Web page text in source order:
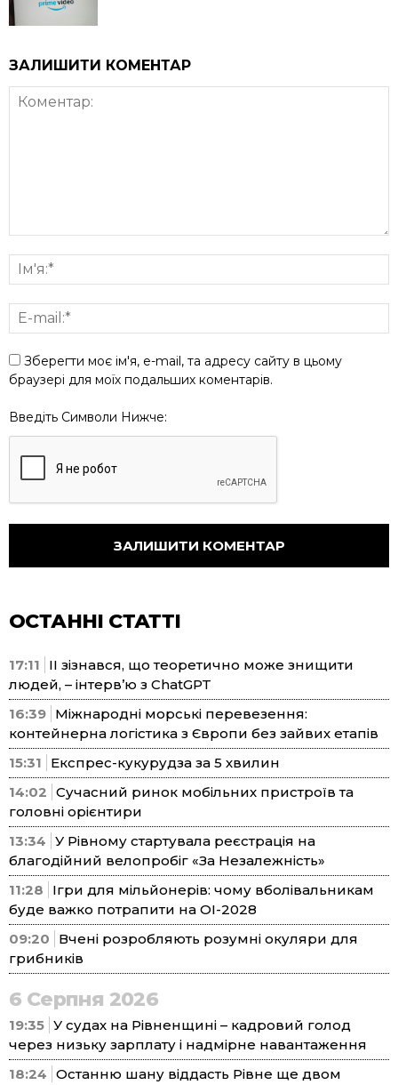
ЗАЛИШИТИ КОМЕНТАР
Зберегти моє ім'я, e-mail, та адресу сайту в цьому
браузері для моїх подальших коментарів.
Введіть Символи Нижче:
ОСТАННІ СТАТТІ
17:11
ІІ зізнався, що теоретично може знищити
людей, – інтерв’ю з ChatGPT
16:39 Міжнародні морські перевезення:
контейнерна логістика з Європи без зайвих етапів
15:31
Експрес-кукурудза за 5 хвилин
14:02 Сучасний ринок мобільних пристроїв та
головні орієнтири
13:34 У Рівному стартувала реєстрація на
благодійний велопробіг «За Незалежність»
11:28
Ігри для мільйонерів: чому вболівальникам
буде важко потрапити на ОІ-2028
09:20
Вчені розробляють розумні окуляри для
грибників
6 Серпня 2026
19:35 У судах на Рівненщині – кадровий голод
через низьку зарплату і надмірне навантаження
18:24 Останню шану віддасть Рівне ще двом